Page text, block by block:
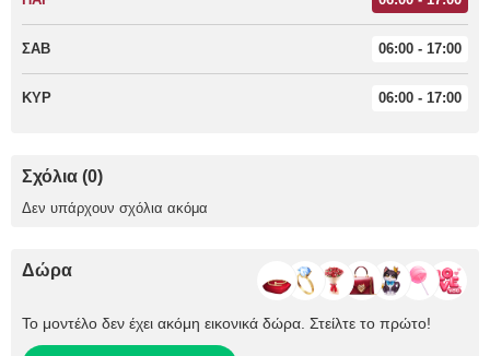
ΣΑΒ 06:00 - 17:00
ΚΥΡ 06:00 - 17:00
Σχόλια (0)
Δεν υπάρχουν σχόλια ακόμα
Δώρα
Το μοντέλο δεν έχει ακόμη εικονικά δώρα. Στείλτε το πρώτο!